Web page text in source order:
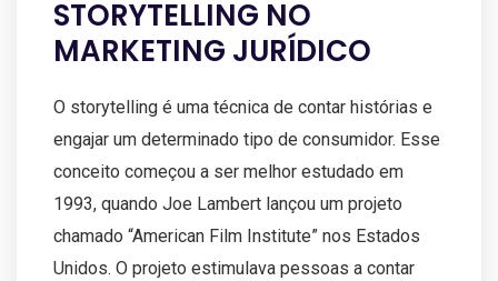
STORYTELLING NO
MARKETING JURÍDICO
O storytelling é uma técnica de contar histórias e
engajar um determinado tipo de consumidor. Esse
conceito começou a ser melhor estudado em
1993, quando Joe Lambert lançou um projeto
chamado “American Film Institute” nos Estados
Unidos. O projeto estimulava pessoas a contar